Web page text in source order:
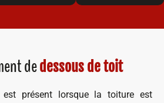
dedessous de toit
présent lorsque la toiture est